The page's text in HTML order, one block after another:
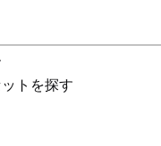
トを探す